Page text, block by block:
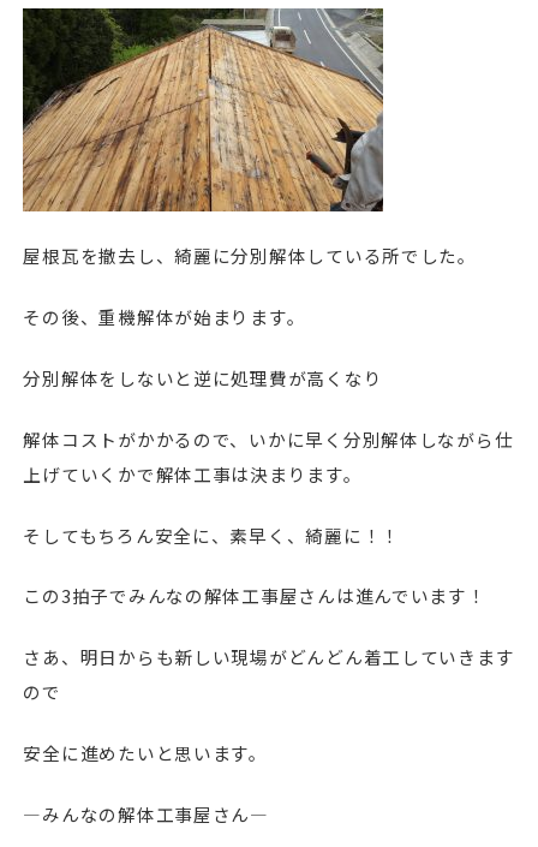
屋根瓦を撤去し、綺麗に分別解体している所でした。
その後、重機解体が始まります。
分別解体をしないと逆に処理費が高くなり
解体コストがかかるので、いかに早く分別解体しながら仕
上げていくかで解体工事は決まります。
そしてもちろん安全に、素早く、綺麗に！！
この3拍子でみんなの解体工事屋さんは進んでいます！
さあ、明日からも新しい現場がどんどん着工していきます
ので
安全に進めたいと思います。
—みんなの解体工事屋さん—